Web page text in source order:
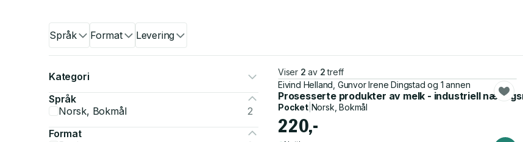
Språk Format Levering
Kategori
Språk
Norsk, Bokmål
2
Format
Viser 2 av 2 treff
Eivind Helland, Gunvor Irene Dingstad og 1 annen
Prosesserte produkter av melk - industriell
Pocket| Norsk, Bokmål
220,-